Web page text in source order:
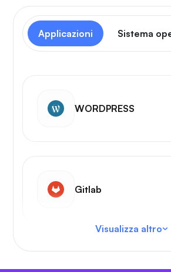
Applicazioni Sistema
WORDPRESS
Gitlab
Visualizza altro